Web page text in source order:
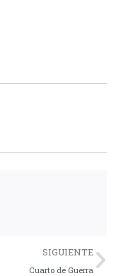
SIGUIENTE
Cuarto de Guerra
Next